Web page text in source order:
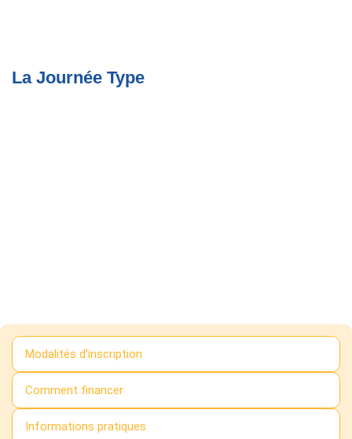
La Journée Type
Modalités d'inscription
Comment financer
Informations pratiques